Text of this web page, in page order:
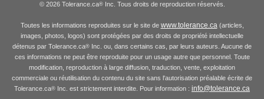
© 2026 Tolerance.ca®Inc. Tous droits de reproduction réservés.
Toutes les informations reproduites sur le site de www.tolerance.ca(articles,
images, photos, logos) sont protégées par des droits de propriété intellectuelle
détenus par Tolerance.ca® Inc. ou, dans certains cas, par leurs auteurs. Aucune de
ces informations ne peut être reproduite pour un usage autre que personnel. Toute
modification, reproduction à large diffusion, traduction, vente, exploitation
commerciale ou réutilisation du contenu du site sans l'autorisation préalable écrite de
Tolerance.ca® Inc. est strictement interdite. Pour information : info@tolerance.ca